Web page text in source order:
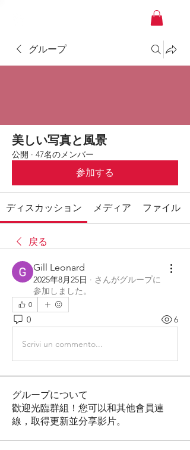
グループ
美しい写真と風景
公開 · 47名のメンバー
参加する
ディスカッション メディア ファイル
戻る
Gill Leonard
2025年8月25日 · さんがグループに
参加しました。
0
0 6
Scrivi un commento...
グループについて
歡迎光臨群組！您可以和其他會員連
線，取得更新並分享影片。